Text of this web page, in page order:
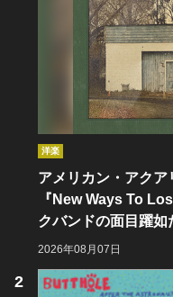
洋楽
アメリカン・アク
『New Ways To
クバンドの面目躍如
2026年08月07日